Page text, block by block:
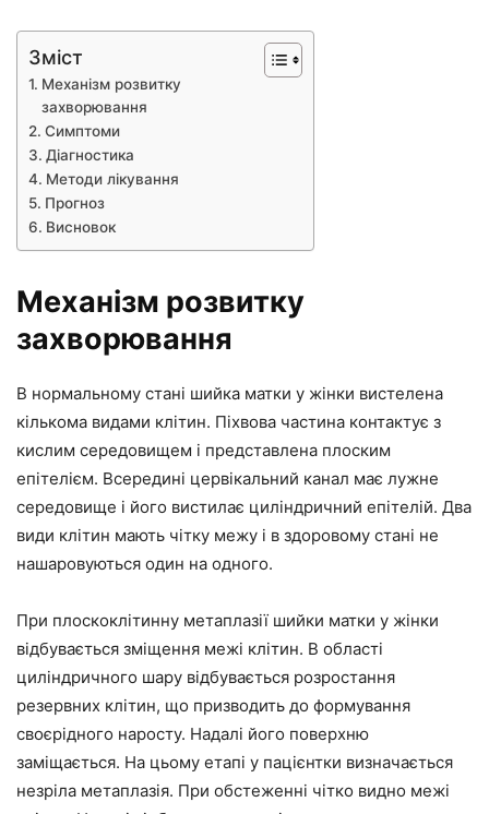
Зміст
Механізм розвитку
захворювання
Симптоми
Діагностика
Методи лікування
Прогноз
Висновок
Механізм розвитку
захворювання
В нормальному стані шийка матки у жінки вистелена
кількома видами клітин. Піхвова частина контактує з
кислим середовищем і представлена плоским
епітелієм. Всередині цервікальний канал має лужне
середовище і його вистилає циліндричний епітелій. Два
види клітин мають чітку межу і в здоровому стані не
нашаровуються один на одного.
При плоскоклітинну метаплазії шийки матки у жінки
відбувається зміщення межі клітин. В області
циліндричного шару відбувається розростання
резервних клітин, що призводить до формування
своєрідного наросту. Надалі його поверхню
заміщається. На цьому етапі у пацієнтки визначається
незріла метаплазія. При обстеженні чітко видно межі